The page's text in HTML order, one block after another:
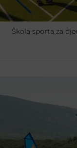
Škola sporta za